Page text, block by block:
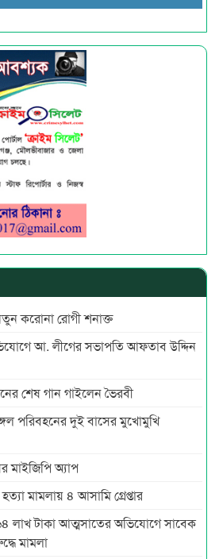
করোনা রোগী শনাক্ত
আ. লীগের সভাপ‌তি আফতাব উদ্দিন
শেষ গান গাইলেন ভৈরবী
পরিবহনের দুই বাসের মুখোমুখি
মাইজিপি অ্যাপ
মামলায় ৪ আসামি গ্রেপ্তার
লাখ টাকা আত্মসাতের অভিযোগে সাবেক
মামলা